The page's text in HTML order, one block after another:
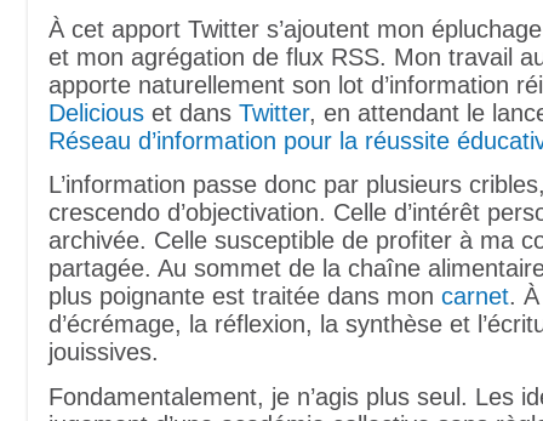
À cet apport Twitter s’ajoutent mon
et mon agrégation de flux RSS. Mon travail
apporte naturellement son lot d’information
Delicious et dans Twitter, en attendant le
Réseau d’information pour la réussite
L’information passe donc par plusieurs
crescendo d’objectivation. Celle d’intérêt
archivée. Celle susceptible de profiter à ma
partagée. Au sommet de la chaîne
plus poignante est traitée dans mon carnet.
d’écrémage, la réflexion, la synthèse et
jouissives.
Fondamentalement, je n’agis plus seul. Les